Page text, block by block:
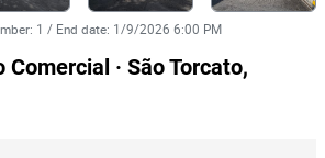
: 1 / End date: 1/9/2026 6:00 PM
· São Torcato,